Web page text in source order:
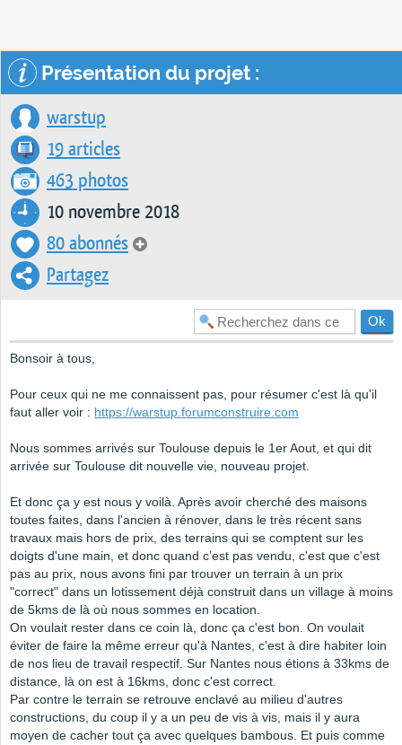
Présentation du projet :
warstup
19 articles
463 photos
10 novembre 2018
80 abonnés
Partagez
Bonsoir à tous,
Pour ceux qui ne me connaissent pas, pour résumer c'est là qu'il
faut aller voir : https://warstup.forumconstruire.com
Nous sommes arrivés sur Toulouse depuis le 1er Aout, et qui dit
arrivée sur Toulouse dit nouvelle vie, nouveau projet.
Et donc ça y est nous y voilà. Après avoir cherché des maisons
toutes faites, dans l'ancien à rénover, dans le très récent sans
travaux mais hors de prix, des terrains qui se comptent sur les
doigts d'une main, et donc quand c’est pas vendu, c'est que c'est
pas au prix, nous avons fini par trouver un terrain à un prix
"correct" dans un lotissement déjà construit dans un village à moins
de 5kms de là où nous sommes en location.
On voulait rester dans ce coin là, donc ça c'est bon. On voulait
éviter de faire la même erreur qu'à Nantes, c'est à dire habiter loin
de nos lieu de travail respectif. Sur Nantes nous étions à 33kms de
distance, là on est à 16kms, donc c'est correct.
Par contre le terrain se retrouve enclavé au milieu d'autres
constructions, du coup il y a un peu de vis à vis, mais il y aura
moyen de cacher tout ça avec quelques bambous. Et puis comme